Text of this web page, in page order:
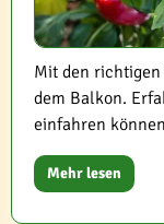
Mit den
dem Balkon.
einfahren
Mehr lesen